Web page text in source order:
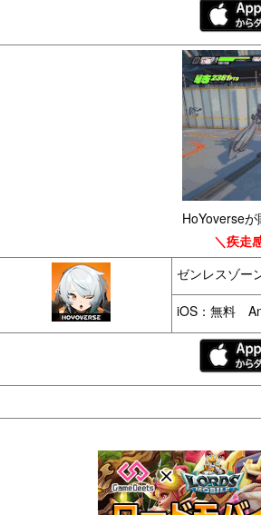
HoYoverse
＼疾走
ゼンレスゾー
iOS：無料